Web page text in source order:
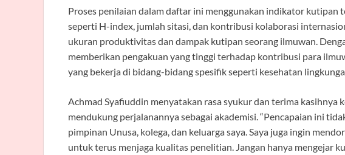
Proses penilaian dalam daftar ini menggunakan indikator kutipan
seperti H-index, jumlah sitasi, dan kontribusi kolaborasi
ukuran produktivitas dan dampak kutipan seorang ilmuwan.
memberikan pengakuan yang tinggi terhadap kontribusi para
yang bekerja di bidang-bidang spesifik seperti kesehatan
Achmad Syafiuddin menyatakan rasa syukur dan terima kasihnya
mendukung perjalanannya sebagai akademisi. “Pencapaian ini
pimpinan Unusa, kolega, dan keluarga saya. Saya juga ingin
untuk terus menjaga kualitas penelitian. Jangan hanya mengejar